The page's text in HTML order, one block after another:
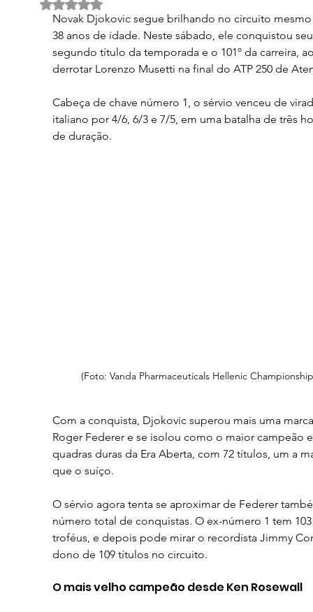
Avaliado com NaN de 5 estrelas.
Novak Djokovic segue brilhando no circuito
38 anos de idade. Neste sábado, ele conquistou
segundo título da temporada e o 101º da carreira,
derrotar Lorenzo Musetti na final do ATP 250 de
Cabeça de chave número 1, o sérvio venceu de
italiano por 4/6, 6/3 e 7/5, em uma batalha de três
de duração.
(Foto: Vanda Pharmaceuticals Hellenic
Com a conquista, Djokovic superou mais uma
Roger Federer e se isolou como o maior campeão
quadras duras da Era Aberta, com 72 títulos, um a
que o suíço.
O sérvio agora tenta se aproximar de Federer
número total de conquistas. O ex-número 1 tem
troféus, e depois pode mirar o recordista Jimmy
dono de 109 títulos no circuito.
O mais velho campeão desde Ken Rosewall